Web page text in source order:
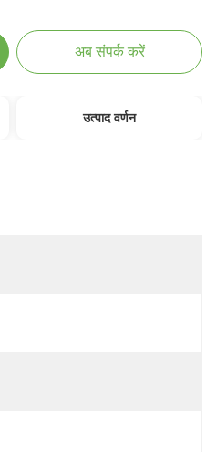
अब संपर्क करें
उत्पाद वर्णन